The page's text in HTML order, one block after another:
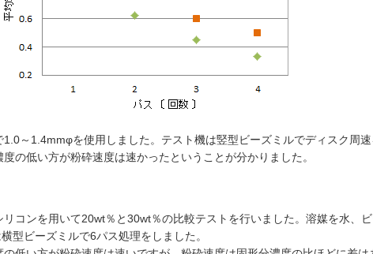
～1.4mmφを使用しました。テスト機は竪型ビーズミルでディスク周
の低い方が粉砕速度は速かったということが分かりました。
コンを用いて20wt％と30wt％の比較テストを行いました。溶媒を水、
型ビーズミルで6パス処理をしました。